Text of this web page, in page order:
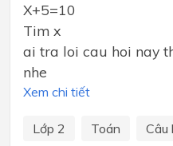
X+5=10
Tim x
ai tra loi cau hoi nay
nhe
Xem chi tiết
Lớp 2 Toán Câu